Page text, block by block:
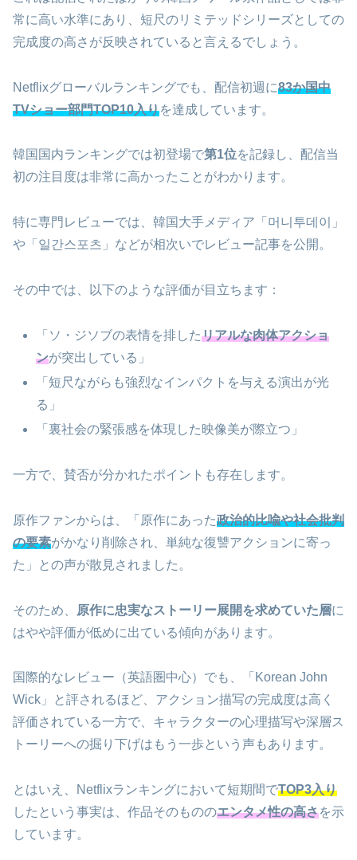
常に高い水準にあり、短尺のリミテッドシリーズとしての
完成度の高さが反映されていると言えるでしょう。
Netflixグローバルランキングでも、配信初週に83か国中
TVショー部門TOP10入りを達成しています。
韓国国内ランキングでは初登場で第1位を記録し、配信当
初の注目度は非常に高かったことがわかります。
特に専門レビューでは、韓国大手メディア「머니투데이」
や「일간스포츠」などが相次いでレビュー記事を公開。
その中では、以下のような評価が目立ちます：
「ソ・ジソブの表情を排したリアルな肉体アクショ
ンが突出している」
「短尺ながらも強烈なインパクトを与える演出が光
る」
「裏社会の緊張感を体現した映像美が際立つ」
一方で、賛否が分かれたポイントも存在します。
原作ファンからは、「原作にあった政治的比喩や社会批判
の要素がかなり削除され、単純な復讐アクションに寄っ
た」との声が散見されました。
そのため、 原作に忠実なストーリー展開を求めていた層に
はやや評価が低めに出ている傾向があります。
国際的なレビュー（英語圏中心）でも、「Korean John
Wick」と評されるほど、アクション描写の完成度は高く
評価されている一方で、キャラクターの心理描写や深層ス
トーリーへの掘り下げはもう一歩という声もあります。
とはいえ、Netflixランキングにおいて短期間でTOP3入り
したという事実は、作品そのもののエンタメ性の高さを示
しています。